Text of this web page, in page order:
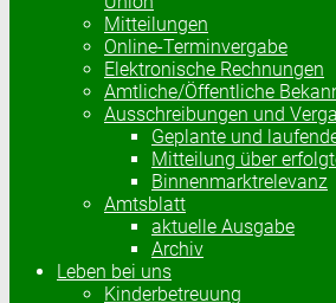
Mitteilungen
Online-Terminvergabe
Elektronische Rechnungen
Amtliche/Öffentliche
Ausschreibungen und
Geplante und
Mitteilung über
Binnenmarktrelevanz
Amtsblatt
aktuelle Ausgabe
Archiv
Leben bei uns
Kinderbetreuung